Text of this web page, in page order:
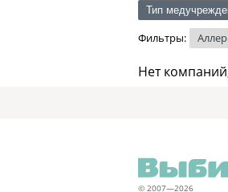
Тип
Фильтры:
Нет
© 2007—2026